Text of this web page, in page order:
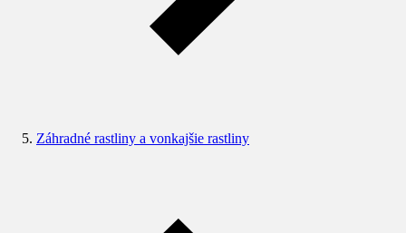
Záhradné rastliny a vonkajšie rastliny